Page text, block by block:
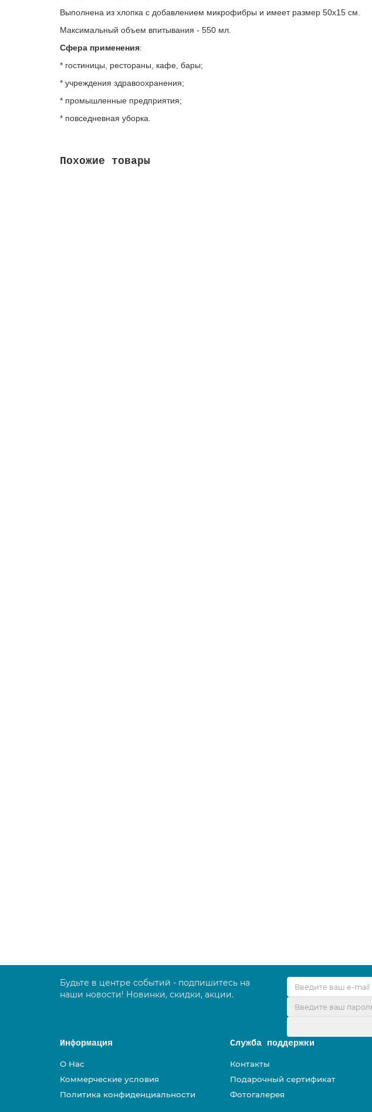
Выполнена из хлопка с добавлением микрофибры и имеет размер 50х15 см.
Максимальный объем впитывания - 550 мл.
Сфера применения:
* гостиницы, рестораны, кафе, бары;
* учреждения здравоохранения;
* промышленные предприятия;
* повседневная уборка.
Похожие товары
Будьте в центре событий - подпишитесь на
наши новости! Новинки, скидки, акции.
Информация
О Нас
Коммерческие условия
Политика конфиденциальности
Служба поддержки
Контакты
Подарочный сертификат
Фотогалерея